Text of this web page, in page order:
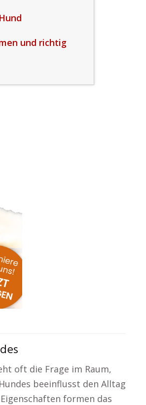
und richtig
oft die Frage im Raum,
beeinflusst den Alltag
formen das